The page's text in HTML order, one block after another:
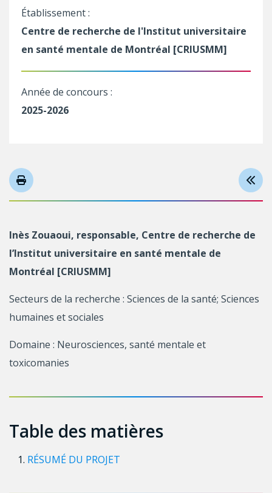
Établissement :
Centre de recherche de l'Institut universitaire
en santé mentale de Montréal [CRIUSMM]
Année de concours :
2025-2026
Inès Zouaoui, responsable, Centre de recherche de
l’Institut universitaire en santé mentale de
Montréal [CRIUSMM]
Secteurs de la recherche : Sciences de la santé; Sciences
humaines et sociales
Domaine : Neurosciences, santé mentale et
toxicomanies
Table des matières
RÉSUMÉ DU PROJET